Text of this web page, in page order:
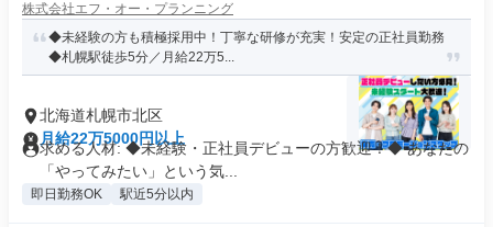
株式会社エフ・オー・プランニング
◆未経験の方も積極採用中！丁寧な研修が充実！安定の正社員勤務
◆札幌駅徒歩5分／月給22万5...
北海道札幌市北区
月給22万5000円以上
求める人材: ◆未経験・正社員デビューの方歓迎！◆ あなたの
「やってみたい」という気...
即日勤務OK 駅近5分以内